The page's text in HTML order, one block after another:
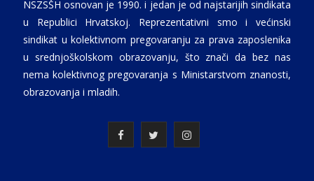
NSZSŠH osnovan je 1990. i jedan je od najstarijih sindikata
u Republici Hrvatskoj. Reprezentativni smo i većinski
sindikat u kolektivnom pregovaranju za prava zaposlenika
u srednjoškolskom obrazovanju, što znači da bez nas
nema kolektivnog pregovaranja s Ministarstvom znanosti,
obrazovanja i mladih.
F
I